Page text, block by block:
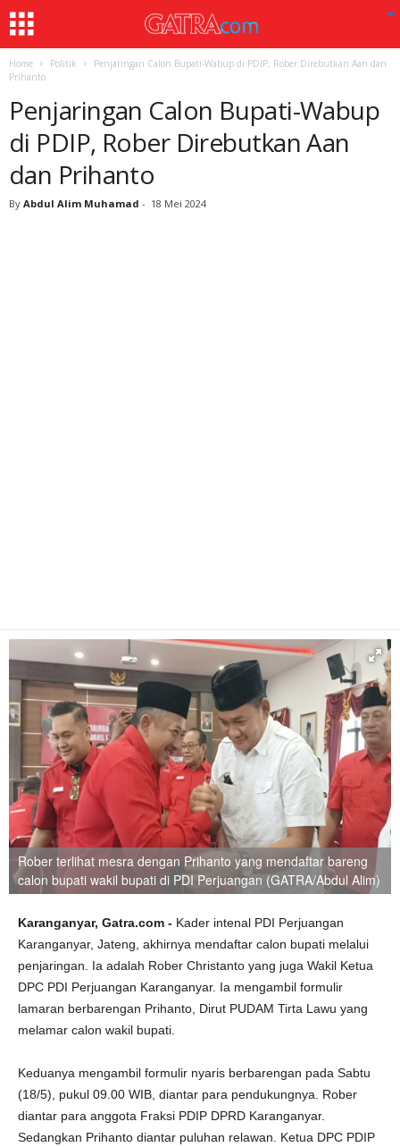
Home Politik
Penjaringan Calon Bupati-Wabup di PDIP, Rober Direbutkan Aan dan
Prihanto
Penjaringan Calon Bupati-Wabup
di PDIP, Rober Direbutkan Aan
dan Prihanto
By Abdul Alim Muhamad - 18 Mei 2024
Rober terlihat mesra dengan Prihanto yang mendaftar bareng
calon bupati wakil bupati di PDI Perjuangan (GATRA/Abdul Alim)
Karanganyar, Gatra.com - Kader intenal PDI Perjuangan
Karanganyar, Jateng, akhirnya mendaftar calon bupati melalui
penjaringan. Ia adalah Rober Christanto yang juga Wakil Ketua
DPC PDI Perjuangan Karanganyar. Ia mengambil formulir
lamaran berbarengan Prihanto, Dirut PUDAM Tirta Lawu yang
melamar calon wakil bupati.
Keduanya mengambil formulir nyaris berbarengan pada Sabtu
(18/5), pukul 09.00 WIB, diantar para pendukungnya. Rober
diantar para anggota Fraksi PDIP DPRD Karanganyar.
Sedangkan Prihanto diantar puluhan relawan. Ketua DPC PDIP